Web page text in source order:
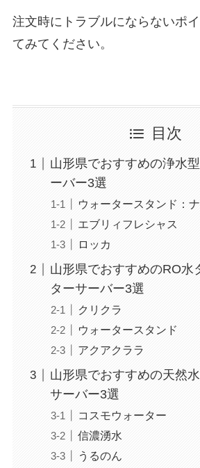
注文時にトラブルにならないポ
てみてください。
目次
山形県でおすすめの浄水
ーバー3選
ウォータースタンド：
エブリィフレシャス
ロッカ
山形県でおすすめのRO水
ターサーバー3選
クリクラ
ウォータースタンド
アクアクララ
山形県でおすすめの天然
サーバー3選
コスモウォーター
信濃湧水
うるのん